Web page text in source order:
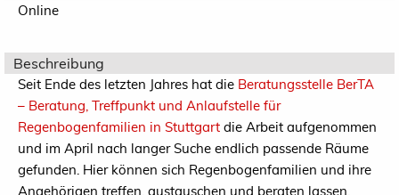
Online
Beschreibung
Seit Ende des letzten Jahres hat die Beratungsstelle BerTA
– Beratung, Treffpunkt und Anlaufstelle für
Regenbogenfamilien in Stuttgart die Arbeit aufgenommen
und im April nach langer Suche endlich passende Räume
gefunden. Hier können sich Regenbogenfamilien und ihre
Angehörigen treffen, austauschen und beraten lassen.